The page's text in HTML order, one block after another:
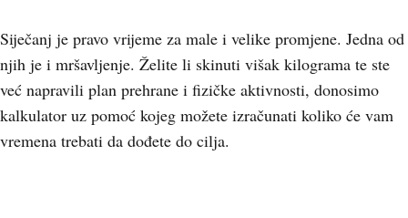
Siječanj je pravo vrijeme za male i velike promjene. Jedna od
njih je i mršavljenje. Želite li skinuti višak kilograma te ste
već napravili plan prehrane i fizičke aktivnosti, donosimo
kalkulator uz pomoć kojeg možete izračunati koliko će vam
vremena trebati da dođete do cilja.